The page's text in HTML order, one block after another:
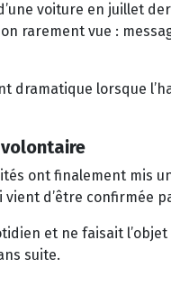
voiture en
rarement vue :
lorsque
ont finalement mis
d’être confirmée
et ne faisait
suite.